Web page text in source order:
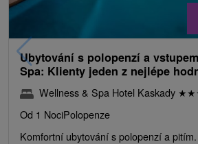
Ubytování s polopenzí a
Spa: Klienty jeden z nejlépe
Wellness & Spa Hotel Kaskady ★★
Od 1 NociPolopenze
Komfortní ubytování s polopenzí a